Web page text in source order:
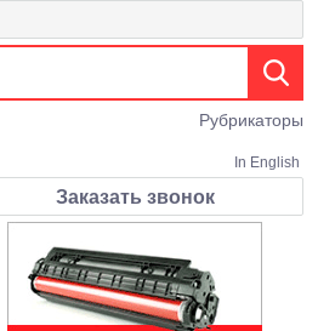
Рубрикаторы
In English
Заказать звонок